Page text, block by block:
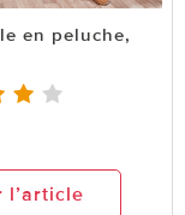
en peluche,
l’article